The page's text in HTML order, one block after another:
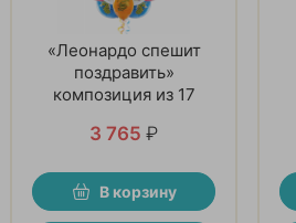
«Леонардо спешит
поздравить»
композиция из 17
3 765 ₽
В корзину